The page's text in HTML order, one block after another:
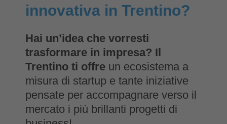
innovativa in Trentino?
Hai un’idea che vorresti
trasformare in impresa? Il
Trentino ti offre un ecosistema a
misura di startup e tante iniziative
pensate per accompagnare verso il
mercato i più brillanti progetti di